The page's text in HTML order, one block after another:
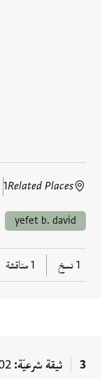
Related Places
1
yefet b. david
1 نسخ 1 مناقشة
3 ثيقة شرعيّة